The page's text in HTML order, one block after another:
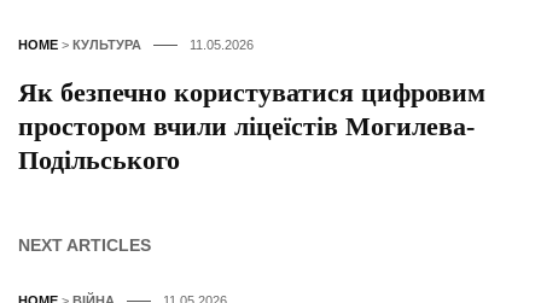
HOME > КУЛЬТУРА 11.05.2026
Як безпечно користуватися цифровим
простором вчили ліцеїстів Могилева-
Подільського
NEXT ARTICLES